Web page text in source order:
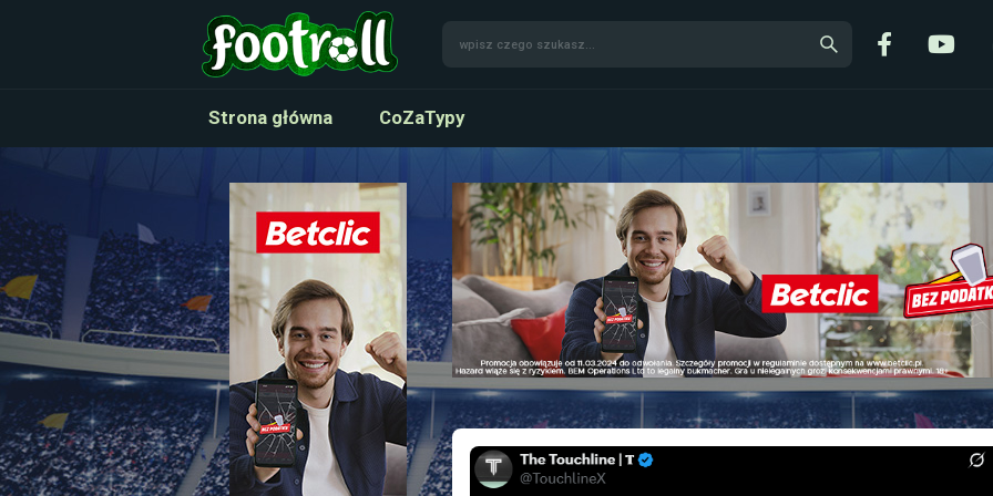
Strona główna CoZaTypy